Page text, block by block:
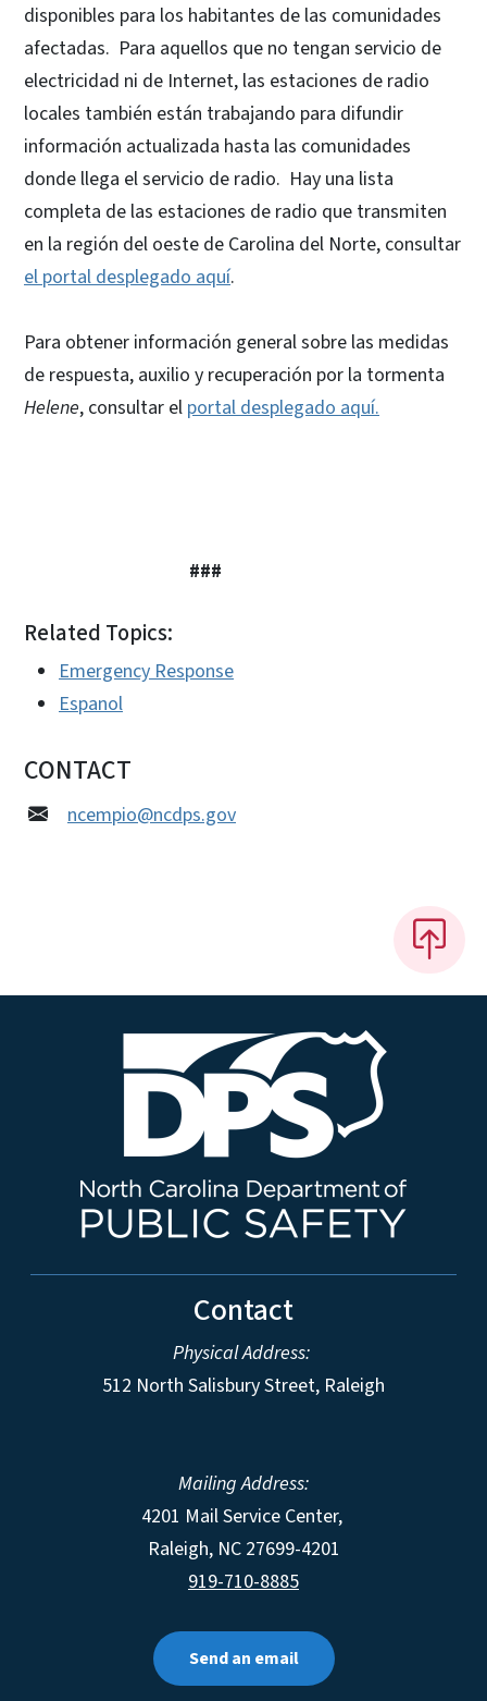
disponibles para los habitantes de las comunidades
afectadas. Para aquellos que no tengan servicio de
electricidad ni de Internet, las estaciones de radio
locales también están trabajando para difundir
información actualizada hasta las comunidades
donde llega el servicio de radio. Hay una lista
completa de las estaciones de radio que transmiten
en la región del oeste de Carolina del Norte, consultar
el portal desplegado aquí.
Para obtener información general sobre las medidas
de respuesta, auxilio y recuperación por la tormenta
Helene, consultar el portal desplegado aquí.
###
Related Topics:
Emergency Response
Espanol
CONTACT
ncempio@ncdps.gov
Contact
Physical Address:
512 North Salisbury Street, Raleigh
Mailing Address:
4201 Mail Service Center,
Raleigh, NC 27699-4201
919-710-8885
Send an email